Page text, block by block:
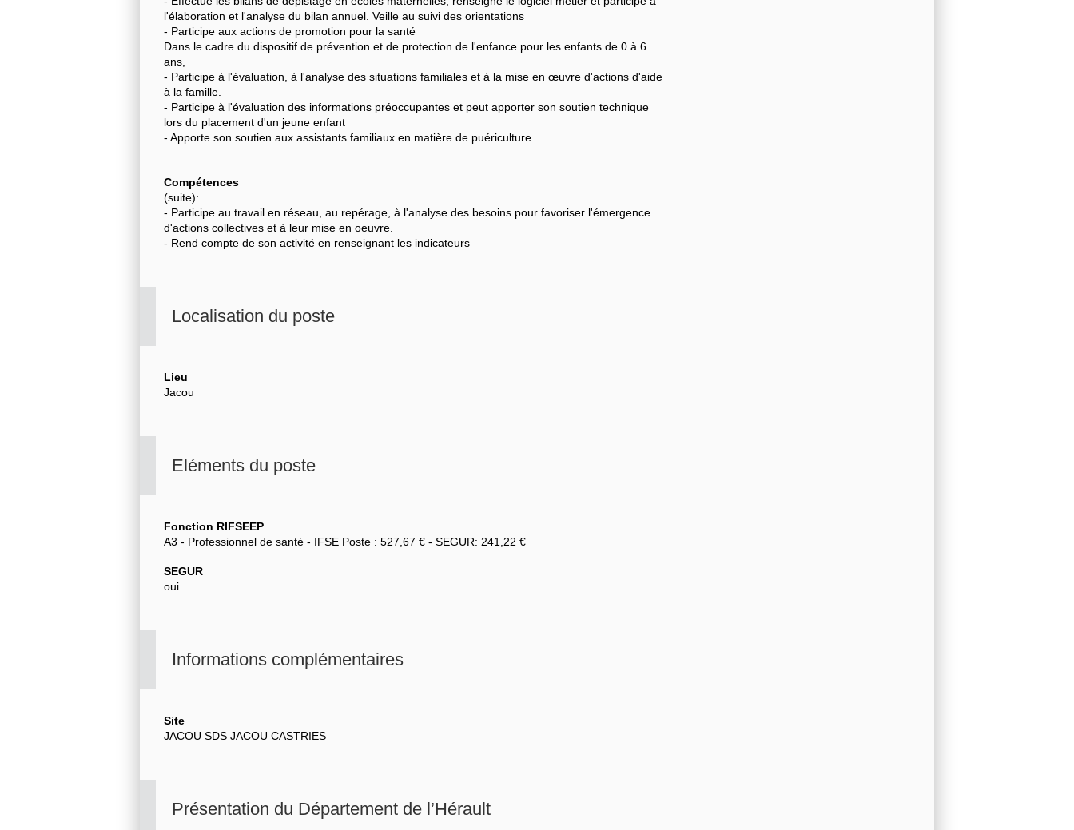
l'élaboration et l'analyse du bilan annuel. Veille au suivi des orientations
- Participe aux actions de promotion pour la santé
Dans le cadre du dispositif de prévention et de protection de l'enfance pour les enfants de 0 à 6
ans,
- Participe à l'évaluation, à l'analyse des situations familiales et à la mise en œuvre d'actions d'aide
à la famille.
- Participe à l'évaluation des informations préoccupantes et peut apporter son soutien technique
lors du placement d'un jeune enfant
- Apporte son soutien aux assistants familiaux en matière de puériculture
Compétences
(suite):
- Participe au travail en réseau, au repérage, à l'analyse des besoins pour favoriser l'émergence
d'actions collectives et à leur mise en oeuvre.
- Rend compte de son activité en renseignant les indicateurs
Localisation du poste
Lieu
Jacou
Eléments du poste
Fonction RIFSEEP
A3 - Professionnel de santé - IFSE Poste : 527,67 € - SEGUR: 241,22 €
SEGUR
oui
Informations complémentaires
Site
JACOU SDS JACOU CASTRIES
Présentation du Département de l’Hérault